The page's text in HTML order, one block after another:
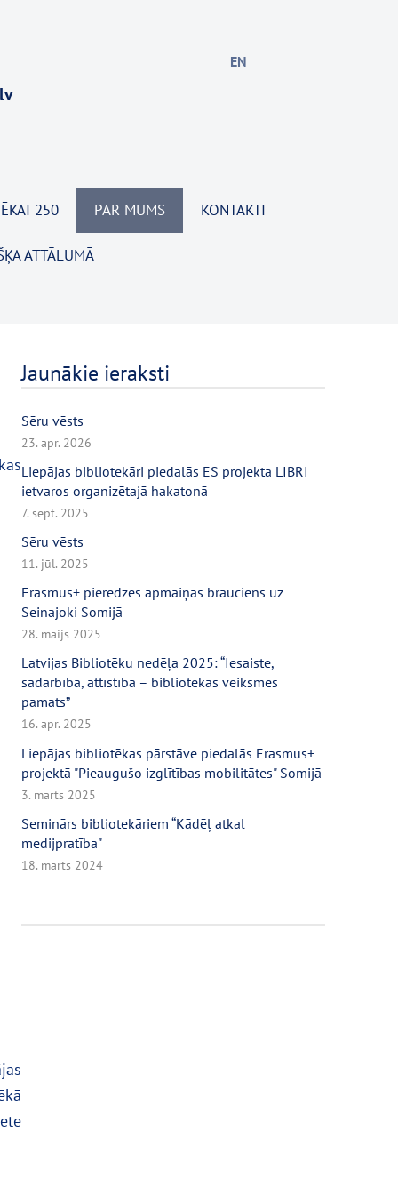
EN
250 PAR MUMS KONTAKTI
ATTĀLUMĀ
Jaunākie ieraksti
Sēru vēsts
23. apr. 2026
Liepājas bibliotekāri piedalās ES projekta LIBRI
ietvaros organizētajā hakatonā
7. sept. 2025
Sēru vēsts
11. jūl. 2025
Erasmus+ pieredzes apmaiņas brauciens uz
Seinajoki Somijā
28. maijs 2025
Latvijas Bibliotēku nedēļa 2025: “Iesaiste,
sadarbība, attīstība – bibliotēkas veiksmes
pamats”
16. apr. 2025
Liepājas bibliotēkas pārstāve piedalās Erasmus+
projektā "Pieaugušo izglītības mobilitātes" Somijā
3. marts 2025
Seminārs bibliotekāriem “Kādēļ atkal
medijpratība"
18. marts 2024